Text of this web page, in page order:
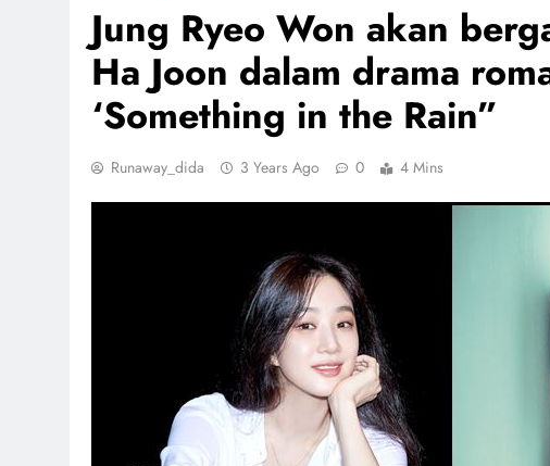
Jung Ryeo Won akan
Ha Joon dalam drama
‘Something in the Rain”
Runaway_dida 3 Years Ago 0 4 Mins